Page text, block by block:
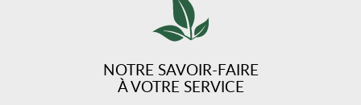
NOTRE SAVOIR-FAIRE
À VOTRE SERVICE